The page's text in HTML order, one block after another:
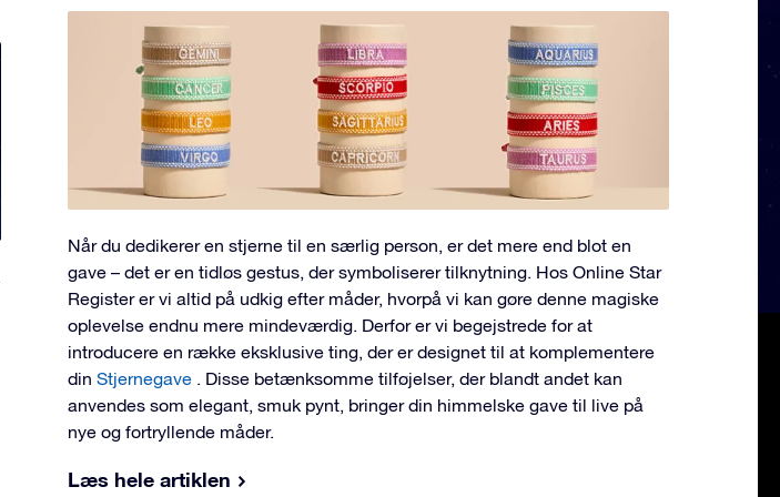
Når du dedikerer en stjerne til en særlig person, er det mere end blot en
gave – det er en tidløs gestus, der symboliserer tilknytning. Hos Online Star
Register er vi altid på udkig efter måder, hvorpå vi kan gøre denne magiske
oplevelse endnu mere mindeværdig. Derfor er vi begejstrede for at
introducere en række eksklusive ting, der er designet til at komplementere
din Stjernegave . Disse betænksomme tilføjelser, der blandt andet kan
anvendes som elegant, smuk pynt, bringer din himmelske gave til live på
nye og fortryllende måder.
Læs hele artiklen